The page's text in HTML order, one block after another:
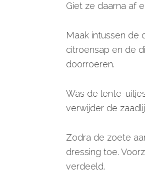
Giet ze daarna af
Maak intussen de
citroensap en de
doorroeren.
Was de lente-
verwijder de
Zodra de zoete
dressing toe.
verdeeld.